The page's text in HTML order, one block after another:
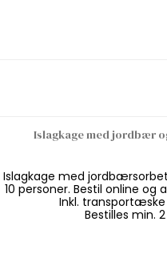
Islagkage med jordbær
Islagkage med
10 personer. Bestil online og
Inkl.
Bestilles min.